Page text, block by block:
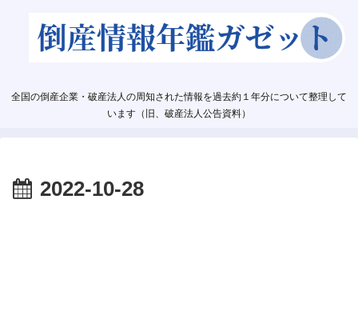
全国の倒産企業・破産法人の周知された情報を過去約１年分について整理して
います（旧、破産法人公告資料）
2022-10-28